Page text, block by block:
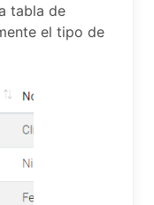
tabla de
el tipo de